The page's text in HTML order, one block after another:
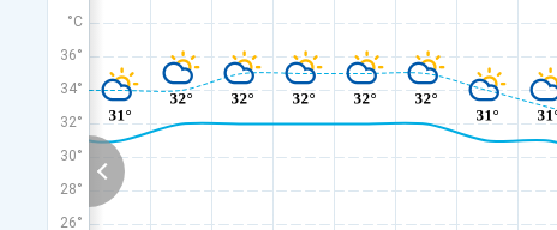
°C
36°
34°
32°
30°
28°
26°